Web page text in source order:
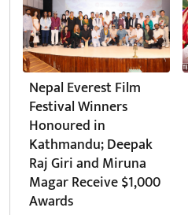
Nepal Everest Film
Festival Winners
Honoured in
Kathmandu; Deepak
Raj Giri and Miruna
Magar Receive $1,000
Awards